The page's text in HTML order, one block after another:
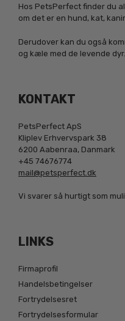
Hos PetsPerfect finder du
om det er en hund, kat,
Derudover kan du også
og kæle med de levende dyr.
KONTAKT
PetsPerfect ApS
Kliplev Erhvervspark 38
6200 Aabenraa, Danmark
+45 74676774
mail@petsperfect.dk
Vi svarer så hurtigt som
LINKS
Firmaprofil
Handelsbetingelser
Fortrydelsesret
Fortrydelsesformular